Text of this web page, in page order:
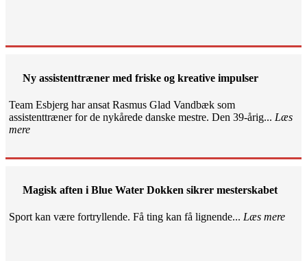
Ny assistenttræner med friske og kreative impulser
Team Esbjerg har ansat Rasmus Glad Vandbæk som
assistenttræner for de nykårede danske mestre. Den 39-årig... Læs
mere
Magisk aften i Blue Water Dokken sikrer mesterskabet
Sport kan være fortryllende. Få ting kan få lignende... Læs mere